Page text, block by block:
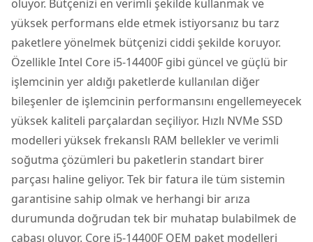
oluyor. Bütçenizi en verimli şekilde kullanmak ve
yüksek performans elde etmek istiyorsanız bu tarz
paketlere yönelmek bütçenizi ciddi şekilde koruyor.
Özellikle Intel Core i5-14400F gibi güncel ve güçlü bir
işlemcinin yer aldığı paketlerde kullanılan diğer
bileşenler de işlemcinin performansını engellemeyecek
yüksek kaliteli parçalardan seçiliyor. Hızlı NVMe SSD
modelleri yüksek frekanslı RAM bellekler ve verimli
soğutma çözümleri bu paketlerin standart birer
parçası haline geliyor. Tek bir fatura ile tüm sistemin
garantisine sahip olmak ve herhangi bir arıza
durumunda doğrudan tek bir muhatap bulabilmek de
cabası oluyor. Core i5-14400F OEM paket modelleri